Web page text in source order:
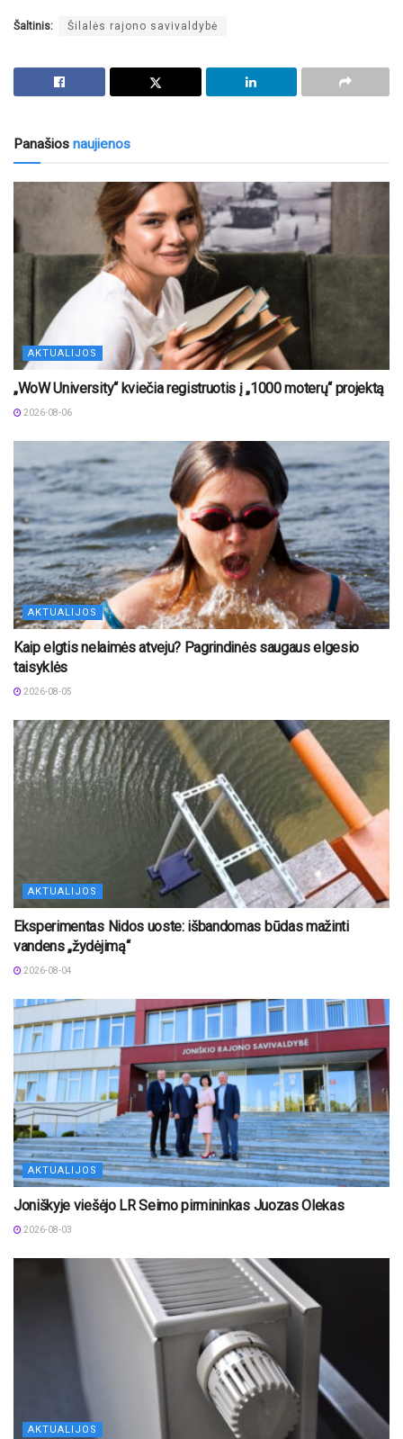
Šaltinis: Šilalės rajono savivaldybė
Panašios naujienos
AKTUALIJOS
„WoW University“ kviečia registruotis į „1000 moterų“ projektą
2026-08-06
AKTUALIJOS
Kaip elgtis nelaimės atveju? Pagrindinės saugaus elgesio
taisyklės
2026-08-05
AKTUALIJOS
Eksperimentas Nidos uoste: išbandomas būdas mažinti
vandens „žydėjimą“
2026-08-04
AKTUALIJOS
Joniškyje viešėjo LR Seimo pirmininkas Juozas Olekas
2026-08-03
AKTUALIJOS